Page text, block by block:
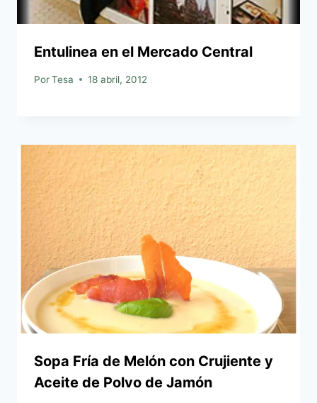
Entulinea en el Mercado Central
PorTesa 18 abril, 2012
Sopa Fría de Melón con Crujiente y
Aceite de Polvo de Jamón